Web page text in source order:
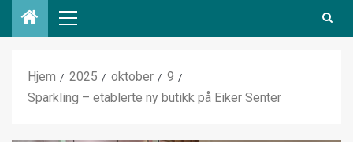
Hjem 2025 oktober
9
Sparkling – etablerte ny butikk på Eiker Senter